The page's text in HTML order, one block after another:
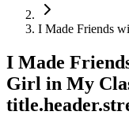
I Made Friends
I Made
Girl in My